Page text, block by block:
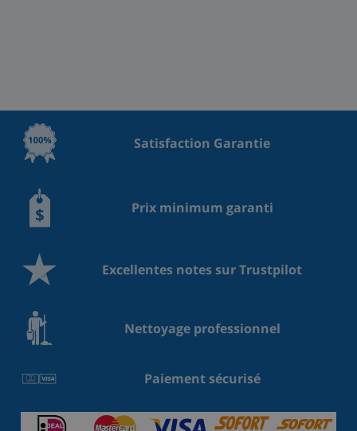
Satisfaction Garantie
Prix minimum garanti
Excellentes notes sur Trustpilot
Nettoyage professionnel
Paiement sécurisé